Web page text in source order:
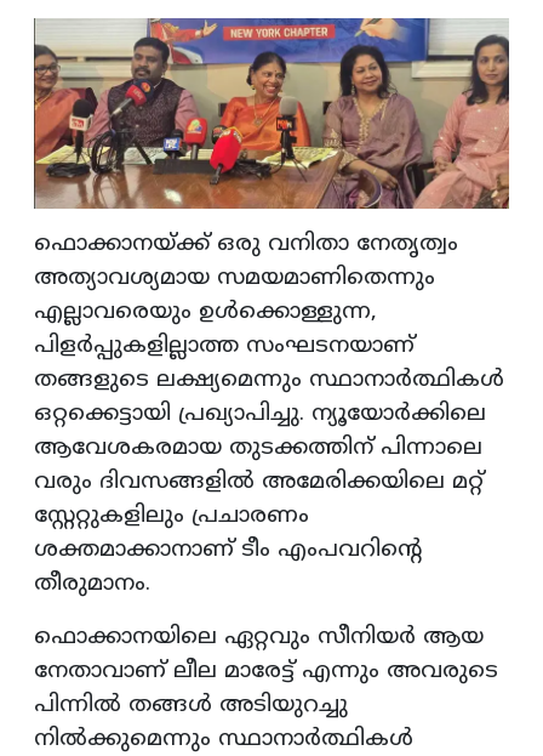
ഫൊക്കാനയ്ക്ക് ഒരു വനിതാ നേതൃത്വം
അത്യാവശ്യമായ സമയമാണിതെന്നും
എല്ലാവരെയും ഉൾക്കൊള്ളുന്ന,
പിളർപ്പുകളില്ലാത്ത സംഘടനയാണ്
തങ്ങളുടെ ലക്ഷ്യമെന്നും സ്ഥാനാർത്ഥികൾ
ഒറ്റക്കെട്ടായി പ്രഖ്യാപിച്ചു. ന്യൂയോർക്കിലെ
ആവേശകരമായ തുടക്കത്തിന് പിന്നാലെ
വരും ദിവസങ്ങളിൽ അമേരിക്കയിലെ മറ്റ്
സ്റ്റേറ്റുകളിലും പ്രചാരണം
ശക്തമാക്കാനാണ് ടീം എംപവറിന്റെ
തീരുമാനം.
ഫൊക്കാനയിലെ ഏറ്റവും സീനിയർ ആയ
നേതാവാണ് ലീല മാരേട്ട് എന്നും അവരുടെ
പിന്നിൽ തങ്ങൾ അടിയുറച്ചു
നിൽക്കുമെന്നും സ്ഥാനാർത്ഥികൾ